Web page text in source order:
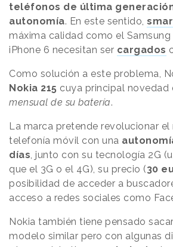
teléfonos de última
autonomía. En este sentido,
máxima calidad como el Samsung
iPhone 6 necesitan ser cargados
Como solución a este problema,
Nokia 215 cuya principal novedad
mensual de su batería.
La marca pretende revolucionar
telefonía móvil con una
días , junto con su tecnología 2G
que el 3G o el 4G), su precio (30
posibilidad de acceder a
acceso a redes sociales como
Nokia también tiene pensado
modelo similar pero con algunas